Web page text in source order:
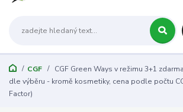
CGF
CGF Green Ways v režimu 3+1
dle výběru - kromě kosmetiky, cena podle počtu
Factor)